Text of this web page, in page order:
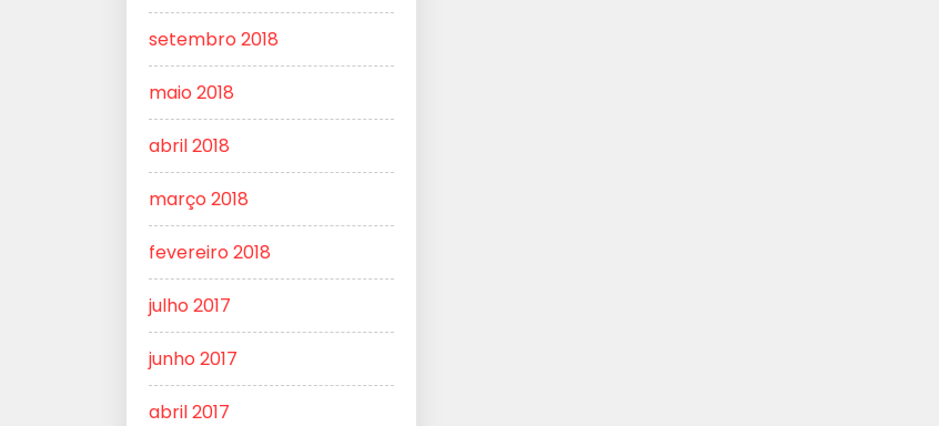
setembro 2018
maio 2018
abril 2018
março 2018
fevereiro 2018
julho 2017
junho 2017
abril 2017